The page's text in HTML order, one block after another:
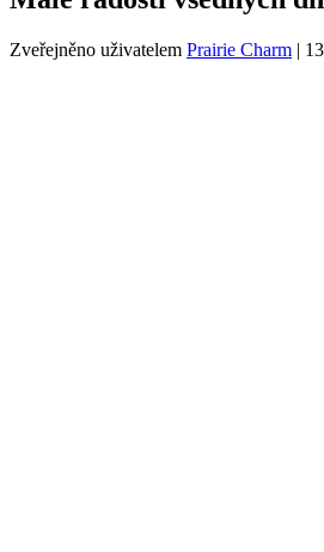
Zveřejněno uživatelem Prairie Charm |